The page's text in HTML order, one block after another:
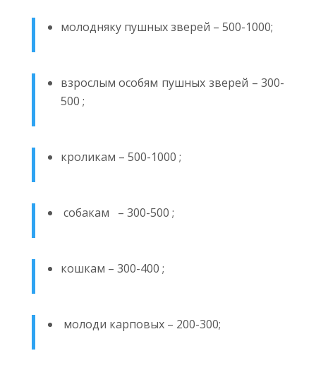
молодняку пушных зверей – 500-1000;
взрослым особям пушных зверей – 300-
500 ;
кроликам – 500-1000 ;
собакам – 300-500 ;
кошкам – 300-400 ;
молоди карповых – 200-300;